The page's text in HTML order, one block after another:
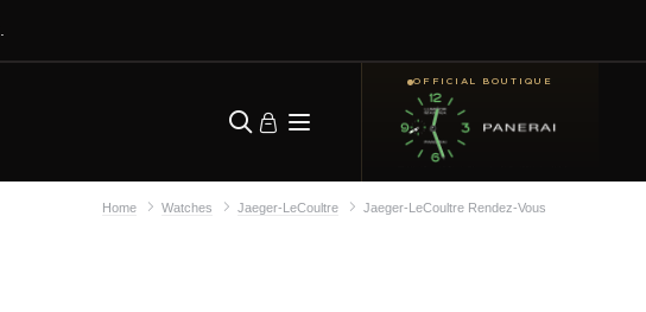
OFFICIAL BOUTIQUE
Home Watches Jaeger-LeCoultre Jaeger-LeCoultre Rendez-Vous